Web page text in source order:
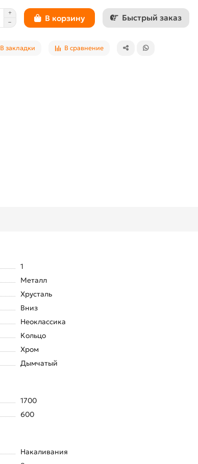
В корзину Быстрый заказ
В закладки В сравнение
1
Металл
Хрусталь
Вниз
Неоклассика
Кольцо
Хром
Дымчатый
1700
600
Накаливания